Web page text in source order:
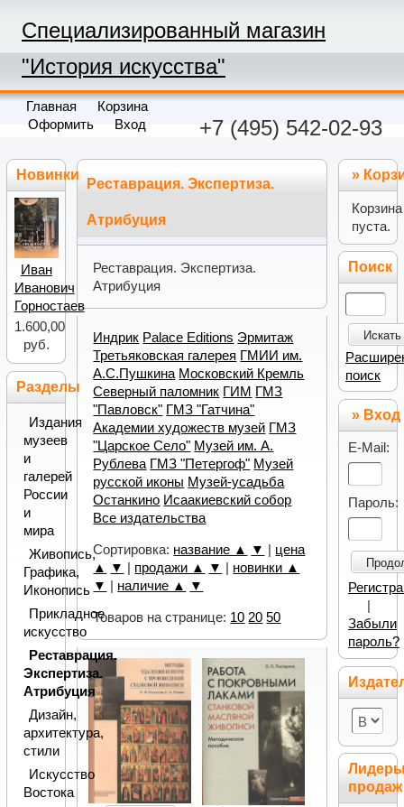
Специализированный магазин
"История искусства"
+7 (495) 542-02-93
Главная
Корзина
Оформить
Вход
Реставрация. Экспертиза.
Атрибуция
Реставрация. Экспертиза.
Атрибуция
Индрик Palace Editions Эрмитаж
Третьяковская галерея ГМИИ им.
А.С.Пушкина Московский Кремль
Северный паломник ГИМ ГМЗ
"Павловск" ГМЗ "Гатчина"
Академии художеств музей ГМЗ
"Царское Село" Музей им. А.
Рублева ГМЗ "Петергоф" Музей
русской иконы Музей-усадьба
Останкино Исаакиевский собор
Все издательства
Сортировка: название ▲ ▼
цена
▲
▼ продажи ▲ ▼
новинки ▲
▼
наличие ▲ ▼
Товаров на странице: 10 20 50
Новинки
Иван
Иванович
Горностаев
1.600,00
руб.
Разделы
Издания
музеев
и
галерей
России
и
мира
Живопись,
Графика,
Иконопись
Прикладное
искусство
Реставрация.
Экспертиза.
Атрибуция
Дизайн,
архитектура,
стили
Искусство
Востока
»
Корзина
пуста.
Поиск
Искать
поиск
» Вход
E-Mail:
Пароль:
|
Забыли
пароль?
продаж